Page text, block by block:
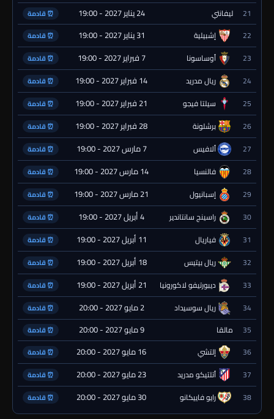
21 ليفانتي 24 يناير 2027 - 19:00 ⏰ قادمة
22 إشبيلية 31 يناير 2027 - 19:00 ⏰ قادمة
23 أوساسونا 7 فبراير 2027 - 19:00 ⏰ قادمة
24 ريال مدريد 14 فبراير 2027 - 19:00 ⏰ قادمة
25 سيلتا فيجو 21 فبراير 2027 - 19:00 ⏰ قادمة
26 برشلونة 28 فبراير 2027 - 19:00 ⏰ قادمة
27 ألافيس 7 مارس 2027 - 19:00 ⏰ قادمة
28 فالنسيا 14 مارس 2027 - 19:00 ⏰ قادمة
29 إسبانيول 21 مارس 2027 - 19:00 ⏰ قادمة
30 راسينج سانتاندير 4 أبريل 2027 - 19:00 ⏰ قادمة
31 فياريال 11 أبريل 2027 - 19:00 ⏰ قادمة
32 ريال بيتيس 18 أبريل 2027 - 19:00 ⏰ قادمة
33 ديبورتيفو لاكورونيا 21 أبريل 2027 - 19:00 ⏰ قادمة
34 ريال سوسيداد 2 مايو 2027 - 20:00 ⏰ قادمة
35 مالقا 9 مايو 2027 - 20:00 ⏰ قادمة
36 إلتشي 16 مايو 2027 - 20:00 ⏰ قادمة
37 أتلتيكو مدريد 23 مايو 2027 - 20:00 ⏰ قادمة
38 رايو فاييكانو 30 مايو 2027 - 20:00 ⏰ قادمة